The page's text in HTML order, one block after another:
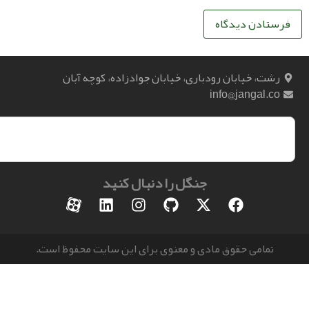
خیابان رودباری، خیابان جوادزاده، کوچه آبان
جنگل را دنبال کنید
حقوق مادی و معنوی برای این سایت محفوظ است.